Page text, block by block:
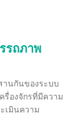
รถภาพ
านกันของระบบ
รื่องจักรที่มีความ
เมินความ